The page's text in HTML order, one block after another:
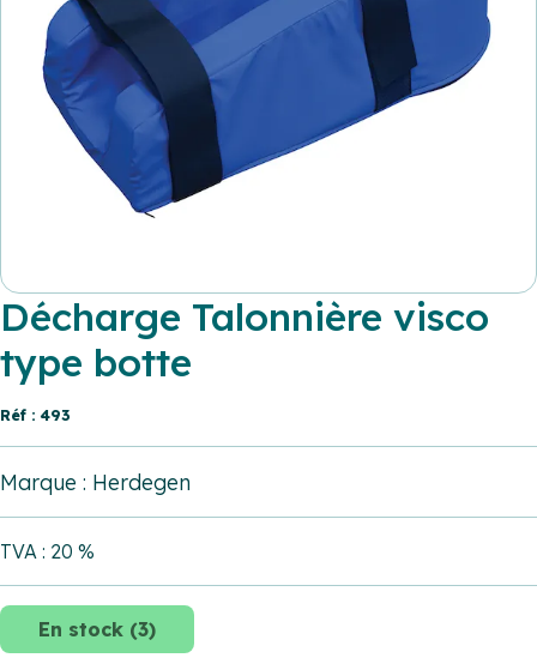
Décharge Talonnière visco
type botte
Réf : 493
Marque : Herdegen
TVA : 20 %
En stock (3)